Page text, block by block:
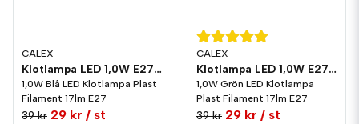
CALEX
Klotlampa LED 1,0W E27 Plast Blå
1,0W Blå LED Klotlampa Plast
Filament 17lm E27
39 kr 29 kr / st
CALEX
Klotlampa LED 1,0W E27 Plast Grön
1,0W Grön LED Klotlampa
Plast Filament 17lm E27
39 kr 29 kr / st